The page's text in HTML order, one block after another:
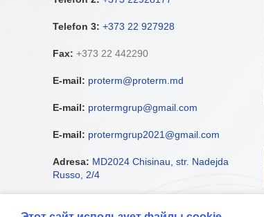
Telefon 3: +373 22 927928
Fax: +373 22 442290
E-mail: proterm@proterm.md
E-mail: protermgrup@gmail.com
E-mail: protermgrup2021@gmail.com
Adresa: MD2024 Chisinau, str. Nadejda
Russo, 2/4